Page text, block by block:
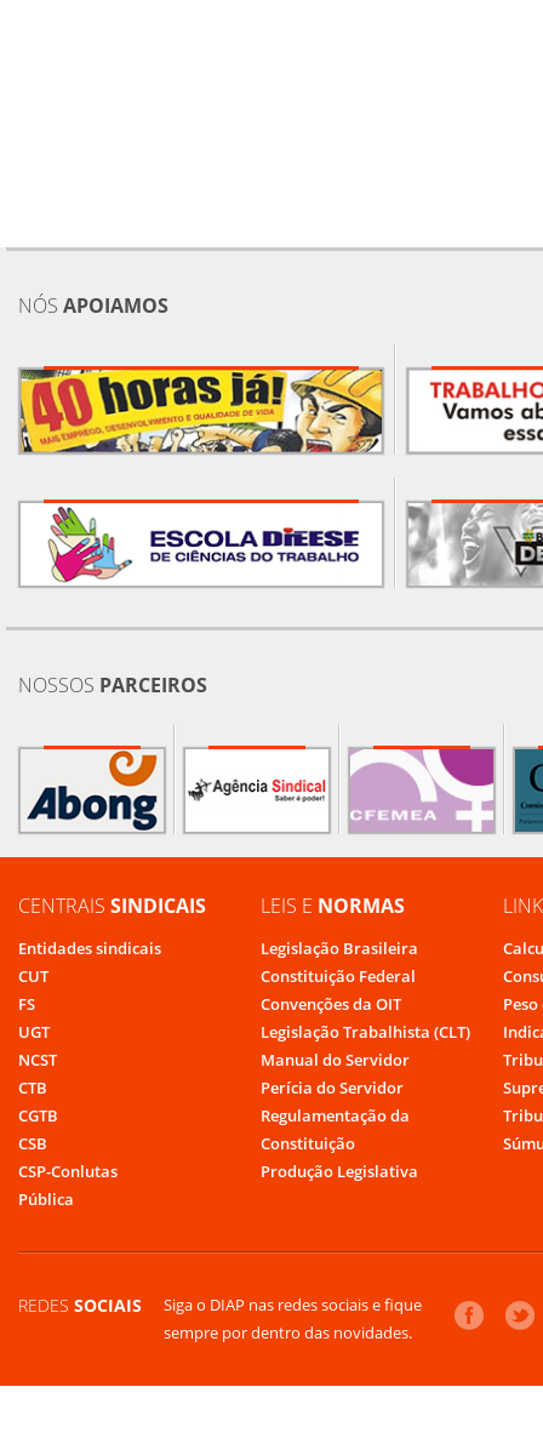
NÓS APOIAMOS
NOSSOS PARCEIROS
CENTRAIS SINDICAIS
Entidades sindicais
CUT
FS
UGT
NCST
CTB
CGTB
CSB
CSP-Conlutas
Pública
LEIS E NORMAS
Legislação Brasileira
Constituição Federal
Convenções da OIT
Legislação Trabalhista (CLT)
Manual do Servidor
Perícia do Servidor
Regulamentação da
Constituição
Produção Legislativa
REDES SOCIAIS
Siga o DIAP nas redes sociais e fique
sempre por dentro das novidades.